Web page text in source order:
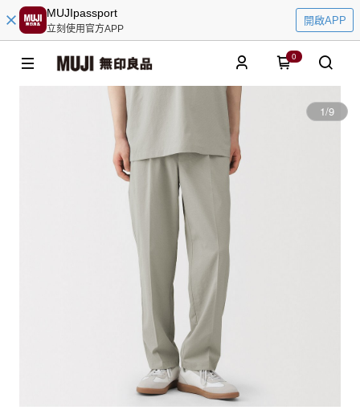
MUJIpassport
立刻使用官方APP
開啟APP
0
1/9